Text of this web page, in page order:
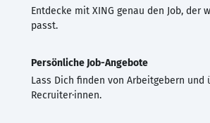
Entdecke mit XING genau den Job, der
passt.
Persönliche Job-Angebote
Lass Dich finden von Arbeitgebern und
Recruiter·innen.